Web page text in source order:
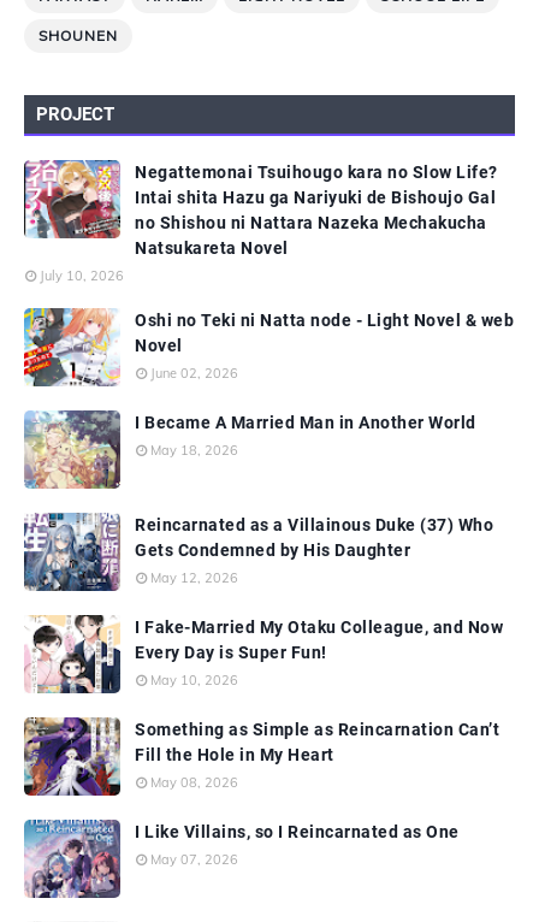
SHOUNEN
PROJECT
Negattemonai Tsuihougo kara no Slow Life?
Intai shita Hazu ga Nariyuki de Bishoujo Gal
no Shishou ni Nattara Nazeka Mechakucha
Natsukareta Novel
July 10, 2026
Oshi no Teki ni Natta node - Light Novel & web
Novel
June 02, 2026
I Became A Married Man in Another World
May 18, 2026
Reincarnated as a Villainous Duke (37) Who
Gets Condemned by His Daughter
May 12, 2026
I Fake-Married My Otaku Colleague, and Now
Every Day is Super Fun!
May 10, 2026
Something as Simple as Reincarnation Can’t
Fill the Hole in My Heart
May 08, 2026
I Like Villains, so I Reincarnated as One
May 07, 2026